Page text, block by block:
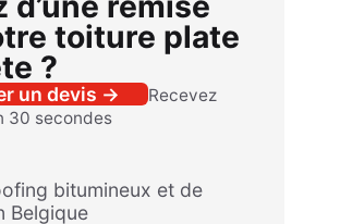
toiture plate
?
un devis →
Recevez
30 secondes